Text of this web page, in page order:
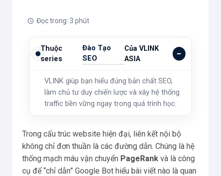
Đọc trong: 3 phút
Thuộc
series
Đào Tạo
SEO
Của VLINK
ASIA
VLINK giúp bạn hiểu đúng bản chất SEO,
làm chủ tư duy chiến lược và xây hệ thống
traffic bền vững ngay trong quá trình học.
Trong cấu trúc website hiện đại, liên kết nội bộ
không chỉ đơn thuần là các đường dẫn. Chúng là hệ
thống mạch máu vận chuyển PageRank và là công
cụ để “chỉ dẫn” Google Bot hiểu bài viết nào là quan